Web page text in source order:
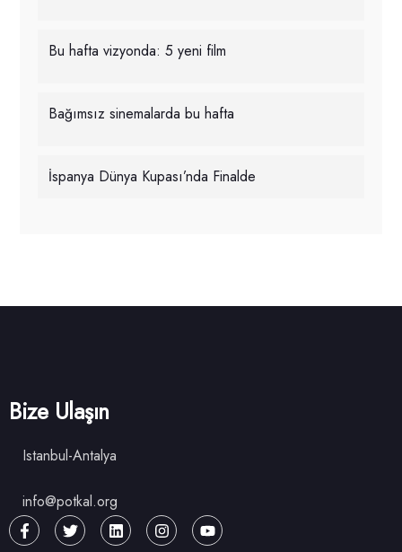
Bu hafta vizyonda: 5 yeni film
Bağımsız sinemalarda bu hafta
İspanya Dünya Kupası’nda Finalde
Bize Ulaşın
Istanbul-Antalya
info@potkal.org